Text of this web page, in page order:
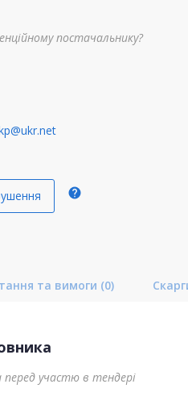
постачальнику?
help
та вимоги (0)
перед участю в тендері